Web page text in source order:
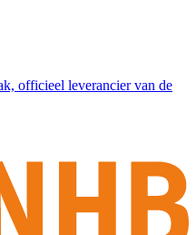
officieel leverancier van de